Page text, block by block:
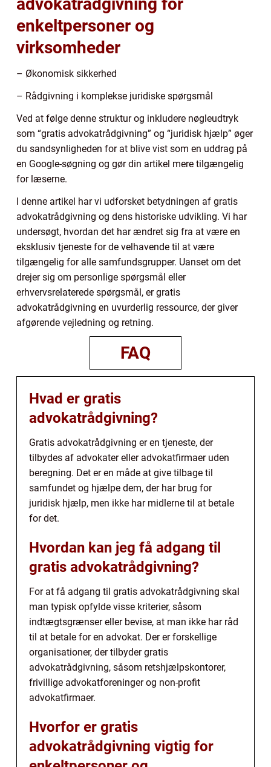
enkeltpersoner og
virksomheder
– Økonomisk sikkerhed
– Rådgivning i komplekse juridiske spørgsmål
Ved at følge denne struktur og inkludere nøgleudtryk
som “gratis advokatrådgivning” og “juridisk hjælp” øger
du sandsynligheden for at blive vist som en uddrag på
en Google-søgning og gør din artikel mere tilgængelig
for læserne.
I denne artikel har vi udforsket betydningen af gratis
advokatrådgivning og dens historiske udvikling. Vi har
undersøgt, hvordan det har ændret sig fra at være en
eksklusiv tjeneste for de velhavende til at være
tilgængelig for alle samfundsgrupper. Uanset om det
drejer sig om personlige spørgsmål eller
erhvervsrelaterede spørgsmål, er gratis
advokatrådgivning en uvurderlig ressource, der giver
afgørende vejledning og retning.
FAQ
Hvad er gratis
advokatrådgivning?
Gratis advokatrådgivning er en tjeneste, der
tilbydes af advokater eller advokatfirmaer uden
beregning. Det er en måde at give tilbage til
samfundet og hjælpe dem, der har brug for
juridisk hjælp, men ikke har midlerne til at betale
for det.
Hvordan kan jeg få adgang til
gratis advokatrådgivning?
For at få adgang til gratis advokatrådgivning skal
man typisk opfylde visse kriterier, såsom
indtægtsgrænser eller bevise, at man ikke har råd
til at betale for en advokat. Der er forskellige
organisationer, der tilbyder gratis
advokatrådgivning, såsom retshjælpskontorer,
frivillige advokatforeninger og non-profit
advokatfirmaer.
Hvorfor er gratis
advokatrådgivning vigtig for